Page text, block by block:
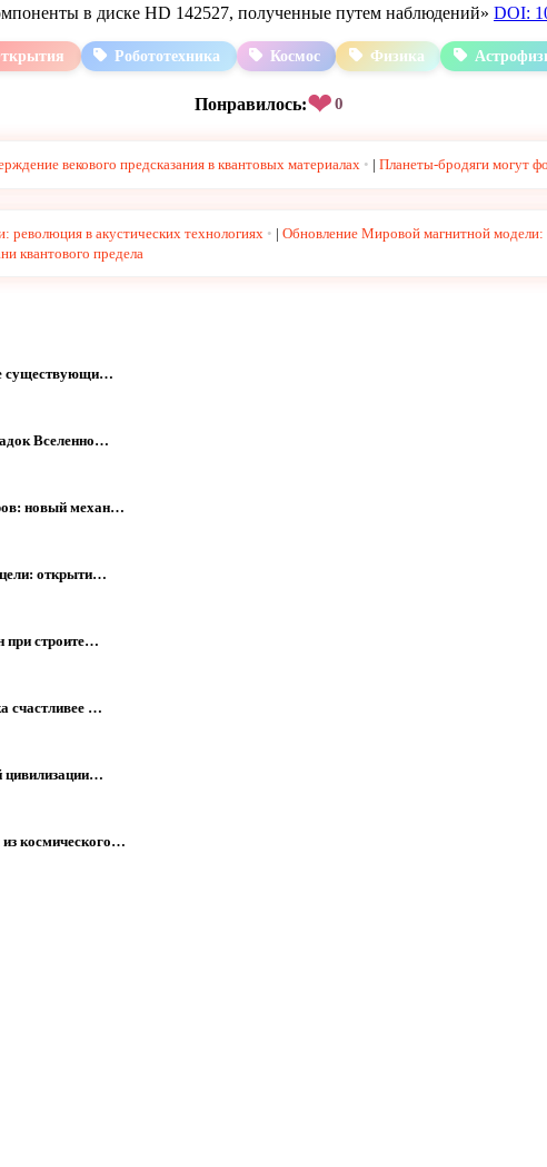
в диске HD 142527, полученные путем наблюдений» DOI:
Робототехника Космос Физика
Понравилось:❤0
векового предсказания в квантовых материалах | Планеты-бродяги могут
в акустических технологиях | Обновление Мировой магнитной
квантового предела
существующи…
Вселенно…
новый механ…
открыти…
при строите…
счастливее …
цивилизации…
космического…